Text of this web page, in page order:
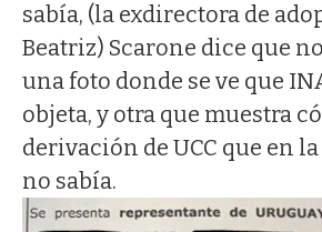
sabía, (la exdirectora de
Beatriz) Scarone dice que
una foto donde se ve que
objeta, y otra que muestra
derivación de UCC que en
no sabía.